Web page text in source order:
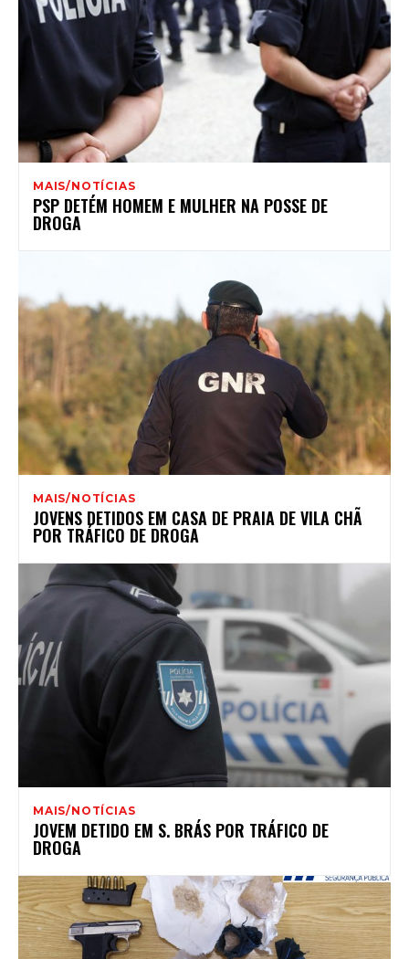
MAIS/NOTÍCIAS
PSP DETÉM HOMEM E MULHER NA POSSE DE
DROGA
MAIS/NOTÍCIAS
JOVENS DETIDOS EM CASA DE PRAIA DE VILA CHÃ
POR TRÁFICO DE DROGA
MAIS/NOTÍCIAS
JOVEM DETIDO EM S. BRÁS POR TRÁFICO DE
DROGA